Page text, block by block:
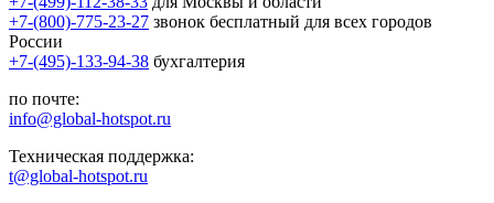
+7-(800)-775-23-27 звонок бесплатный для всех городов
России
+7-(495)-133-94-38 бухгалтерия
по почте:
info@global-hotspot.ru
Техническая поддержка:
t@global-hotspot.ru